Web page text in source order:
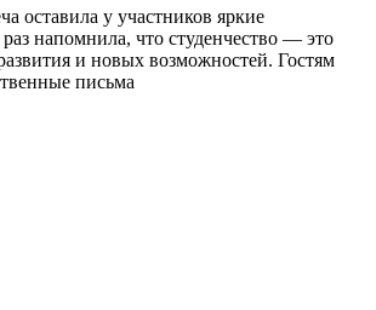
оставила у участников яркие
напомнила, что студенчество — это
и новых возможностей. Гостям
письма